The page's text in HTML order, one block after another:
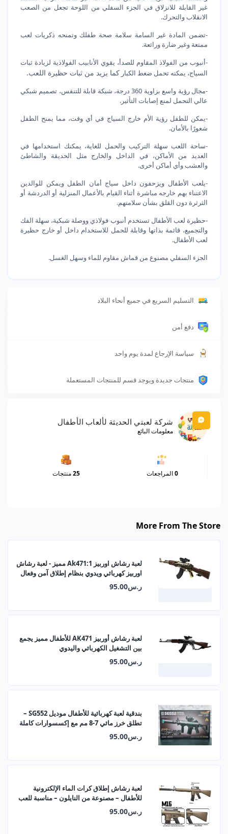
غير القابلة للانزلاق في الجزء السفلي من اللوحة تجعل من الصعب
الانقلاب والتحرك.
-تضمن المادة غير السامة سلامة صحة طفلك وتمنحه ذكريات لعب
ممتعة وغير ضارة ورائعة.
-أنبوب من الفولاذ المقاوم للصدأ، يقوي الأنابيب الفولاذية لزيادة ثبات
السياج، يمكنه تحمل ضغط الكبار كما يزيد من ثبات حظيرة اللعب.
-مجال رؤية واسع بزاوية 360 درجة، شبكة قابلة للتنفس، تصميم شبكي
عالي التحمل لمنع إصابات التأثير.
-يمكن للطفل رؤية الأم خارج السياج في أي وقت، مما يمنح الطفل
شعورًا بالأمان.
-ساحة اللعب سهلة التركيب والحمل للغاية، يمكنك استخدامها في
العديد من الأماكن، في الداخل والخارج مثل الحديقة والشاطئ
والعشب وأي أماكن أخرى.
-يلعب الأطفال ويزحفون داخل سياج أمان الطفل ويمكن للوالدين
الاعتناء بهم خارجه مباشرة أثناء القيام بالأعمال المنزلية أو الدردشة أو
الثرثرة دون القلق بشأن سلامتهم.
-حظيرة لعب الأطفال تستخدم أنبوب فولاذي ووصلة شبكية، سهلة الفك
والتجميع، قائمة بذاتها وقابلة للحمل للاستخدام داخل أو خارج حظيرة
لعب الأطفال.
الجزء السفلي مصنوع من قماش مقاوم للماء وسهل الغسل.
التسليم السريع في جميع أنحاء البلاد
دفع أمن
سياسة الإرجاع لمدة يوم واحد
منتجات جديدة ويوجد قسم للمنتجات المستعملة
شركة لعبتي الحديثة لألعاب الأطفال
معلومات البائع
0المراجعات 25منتجات
More From The Store
لعبة رشاش اوربيز 1:Ak471 مميز - لعبة رشاش
اوربيز كهربائي ويدوي بنظام إطلاق آمن وفعال
ر.س95.00
لعبة رشاش أوربيز AK471 للأطفال مميز يجمع
بين التشغيل الكهربائي واليدوي
ر.س95.00
بندقية لعبة كهربائية للأطفال موديل SG552 –
تطلق خرز مائي 7-8 مم مع إكسسوارات كاملة
ر.س95.00
لعبة رشاش إطلاق كرات الماء الإلكترونية
للأطفال – مصنوعة من النايلون – مناسبة للعب
الخارجي
ر.س95.00